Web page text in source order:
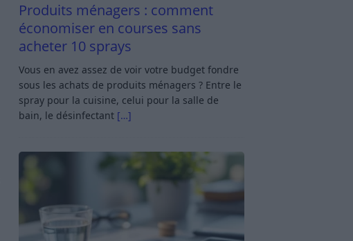
Produits ménagers : comment
économiser en courses sans
acheter 10 sprays
Vous en avez assez de voir votre budget fondre
sous les achats de produits ménagers ? Entre le
spray pour la cuisine, celui pour la salle de
bain, le désinfectant […]